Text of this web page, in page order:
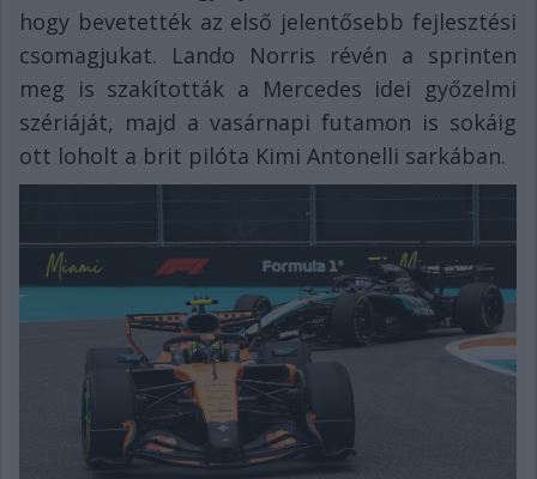
hogy bevetették az első jelentősebb fejlesztési
csomagjukat. Lando Norris révén a sprinten
meg is szakították a Mercedes idei győzelmi
szériáját, majd a vasárnapi futamon is sokáig
ott loholt a brit pilóta Kimi Antonelli sarkában.